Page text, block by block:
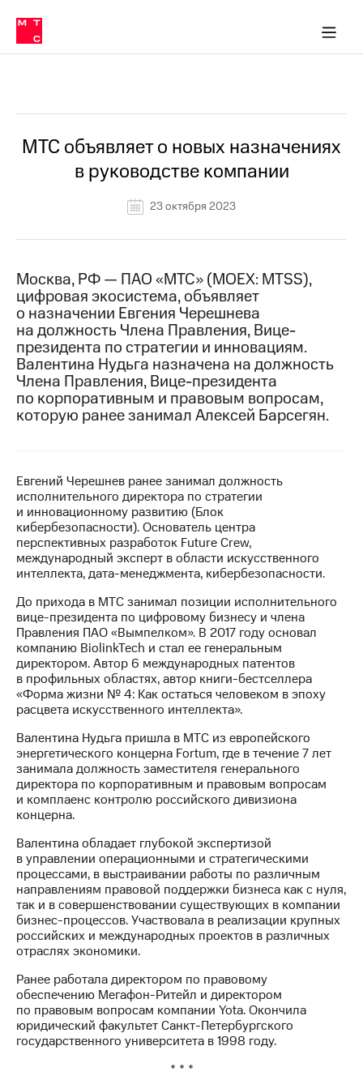
Медиа-центр
и акционерам
Устойчивое развитие
Комплаенс и деловая этика
компании
Карьера
История
компании
Руководство
Контакты
Медиа-центр
Пресс-
релизы
МТС
о технологиях
Финансовая
отчетность
Контакты
Новости
регионе
и акционерам
Корпоративное
управление
Корпоративный
секретарь
Раскрытие
информации
Информация
акционерам
Документы
ПАО
"МТС"
Собрания
акционеров
Личный
кабинет
акционера
Акционерный
капитал
Контроль
и
аудит
Рынок
акций
Описание
Программа
в МТС
Пресс-
релизы
о технологиях
МТС объявляет о новых назначениях
в руководстве компании
23 октября 2023
Москва, РФ — ПАО «МТС» (MOEX: MTSS),
цифровая экосистема, объявляет
о назначении Евгения Черешнева
на должность Члена Правления, Вице-
президента по стратегии и инновациям.
Валентина Нудьга назначена на должность
Члена Правления, Вице-президента
по корпоративным и правовым вопросам,
которую ранее занимал Алексей Барсегян.
Евгений Черешнев ранее занимал должность
исполнительного директора по стратегии
и инновационному развитию (Блок
кибербезопасности). Основатель центра
перспективных разработок Future Crew,
международный эксперт в области искусственного
интеллекта, дата-менеджмента, кибербезопасности.
До прихода в МТС занимал позиции исполнительного
вице-президента по цифровому бизнесу и члена
Правления ПАО «Вымпелком». В 2017 году основал
компанию BiolinkTech и стал ее генеральным
директором. Автор 6 международных патентов
в профильных областях, автор книги-бестселлера
«Форма жизни № 4: Как остаться человеком в эпоху
расцвета искусственного интеллекта».
Валентина Нудьга пришла в МТС из европейского
энергетического концерна Fortum, где в течение 7 лет
занимала должность заместителя генерального
директора по корпоративным и правовым вопросам
и комплаенс контролю российского дивизиона
концерна.
Валентина обладает глубокой экспертизой
в управлении операционными и стратегическими
процессами, в выстраивании работы по различным
направлениям правовой поддержки бизнеса как с нуля,
так и в совершенствовании существующих в компании
бизнес-процессов. Участвовала в реализации крупных
российских и международных проектов в различных
отраслях экономики.
Ранее работала директором по правовому
обеспечению Мегафон-Ритейл и директором
по правовым вопросам компании Yota. Окончила
юридический факультет Санкт-Петербургского
государственного университета в 1998 году.
* * *